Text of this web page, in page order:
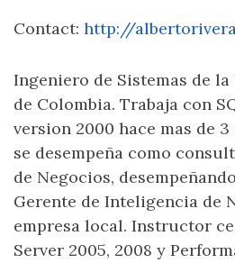
Contact: http://
Ingeniero de Sistemas de
de Colombia. Trabaja con
version 2000 hace mas de
se desempeña como
de Negocios,
Gerente de Inteligencia de
empresa local. Instructor
Server 2005, 2008 y